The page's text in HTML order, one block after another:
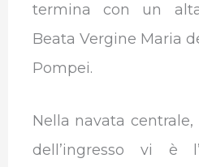
termina con un
Beata Vergine Maria
Pompei.
Nella navata
dell’ingresso vi è